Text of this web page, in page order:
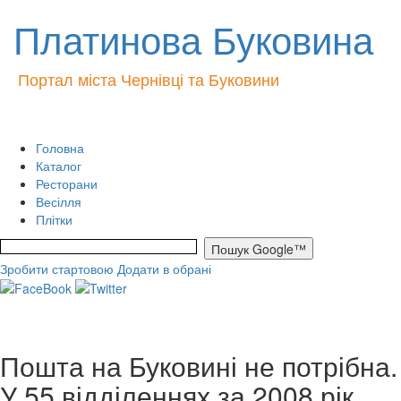
Платинова Буковина
Портал міста Чернівці та Буковини
Головна
Каталог
Ресторани
Весілля
Плітки
Зробити стартовою Додати в обрані
Пошта на Буковині не потрібна.